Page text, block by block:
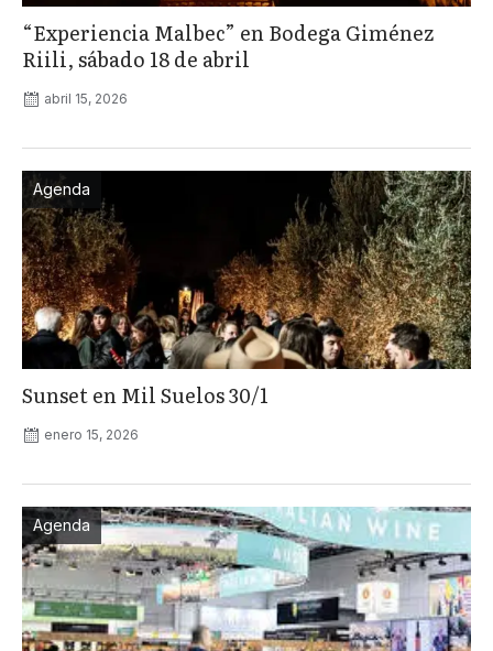
“Experiencia Malbec” en Bodega Giménez
Riili, sábado 18 de abril
abril 15, 2026
Agenda
Sunset en Mil Suelos 30/1
enero 15, 2026
Agenda